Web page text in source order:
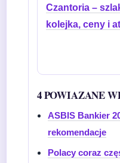
Czantoria –
kolejka, ceny i
4 POWIAZANE
ASBIS Bankier
rekomendacje
Polacy coraz